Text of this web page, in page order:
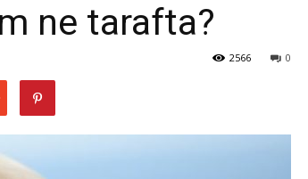
ne tarafta?
0
2566